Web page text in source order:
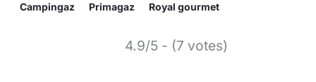
Campingaz
Primagaz Royal gourmet
4.9/5 - (7 votes)